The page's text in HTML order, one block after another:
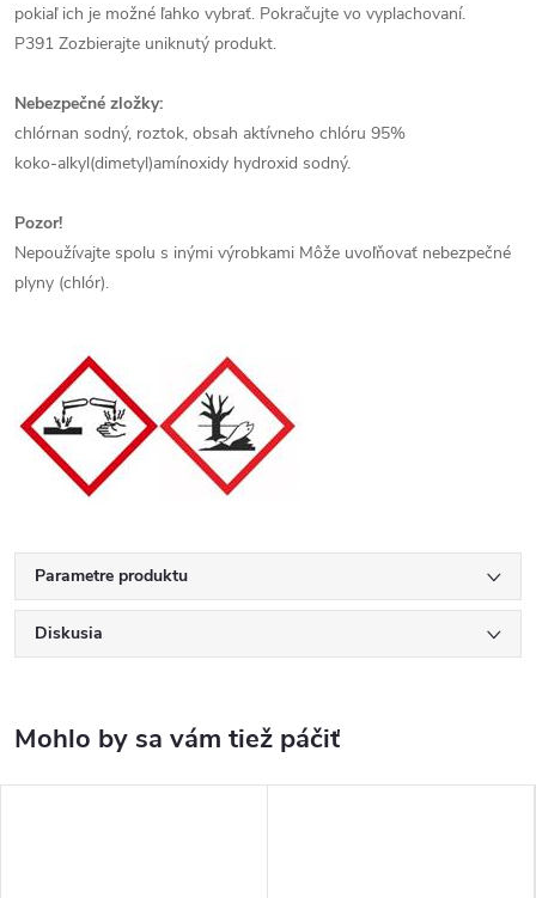
pokiaľ ich je možné ľahko vybrať. Pokračujte vo vyplachovaní.
P391 Zozbierajte uniknutý produkt.
Nebezpečné zložky:
chlórnan sodný, roztok, obsah aktívneho chlóru 95%
koko-alkyl(dimetyl)amínoxidy hydroxid sodný.
Pozor!
Nepoužívajte spolu s inými výrobkami Môže uvoľňovať nebezpečné
plyny (chlór).
Parametre produktu
Diskusia